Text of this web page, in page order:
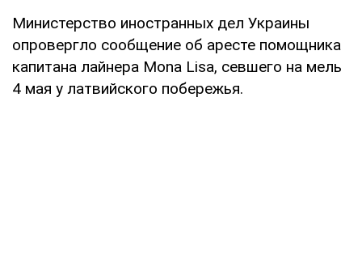
Министерство иностранных дел Украины
опровергло сообщение об аресте помощника
капитана лайнера Mona Lisa, севшего на мель
4 мая у латвийского побережья.